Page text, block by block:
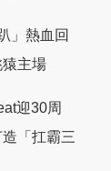
」熱血回
主場
迎30周
「扛霸三